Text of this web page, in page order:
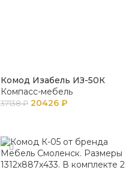
Комод Изабель ИЗ-50К
Компасс-мебель
37138₽ 20426 ₽